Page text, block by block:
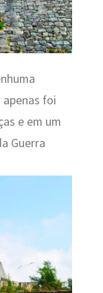
foi
e em um
Guerra